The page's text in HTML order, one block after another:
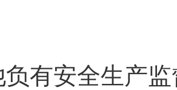
安全生产监